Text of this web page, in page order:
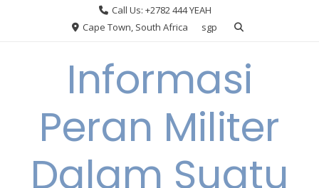
Call Us: +2782 444 YEAH
Cape Town, South Africa
sgp
Informasi
Peran Militer
Dalam Suatu